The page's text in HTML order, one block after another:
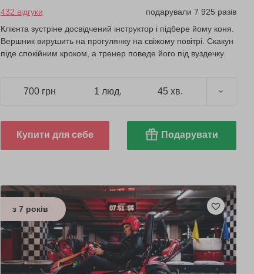
432 відгуки
подарували 7 925 разів
Клієнта зустріне досвідчений інструктор і підбере йому коня.
Вершник вирушить на прогулянку на свіжому повітрі. Скакун
піде спокійним кроком, а тренер поведе його під вуздечку.
700 грн 1 люд. 45 хв.
Купити для себе Подарувати
з 7 років